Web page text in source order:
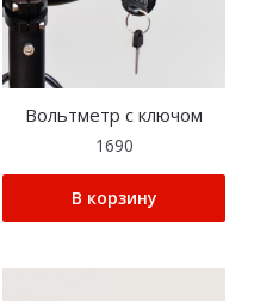
Вольтметр с ключом
1690
В корзину